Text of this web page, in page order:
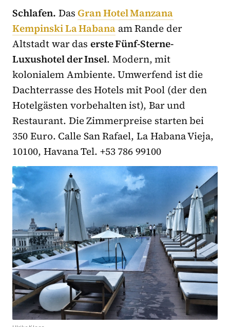
Schlafen. DasGran Hotel Manzana
Kempinski La Habana am Rande der
Altstadt war das erste Fünf-Sterne-
Luxushotel der Insel. Modern, mit
kolonialem Ambiente. Umwerfend ist die
Dachterrasse des Hotels mit Pool (der den
Hotelgästen vorbehalten ist), Bar und
Restaurant. Die Zimmerpreise starten bei
350 Euro. Calle San Rafael, La Habana Vieja,
10100, Havana Tel. +53 786 99100